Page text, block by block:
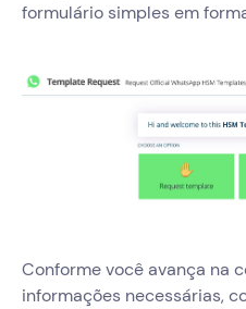
formulário simples em
Conforme você avança na
informações necessárias,